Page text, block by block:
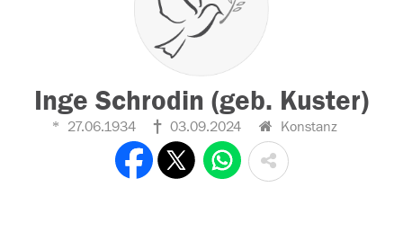
Inge Schrodin (geb. Kuster)
27.06.1934 03.09.2024 Konstanz